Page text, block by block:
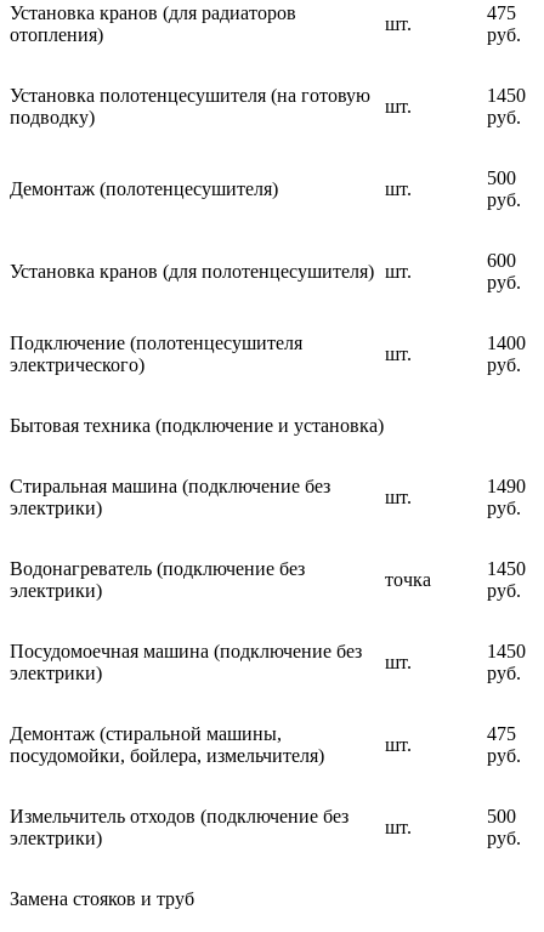
Установка кранов (для радиаторов
отопления)
шт.
475
руб.
Установка полотенцесушителя (на готовую
подводку)
шт.
1450
руб.
Демонтаж (полотенцесушителя) шт.
500
руб.
Установка кранов (для полотенцесушителя) шт.
600
руб.
Подключение (полотенцесушителя
электрического)
шт.
1400
руб.
Бытовая техника (подключение и установка)
Стиральная машина (подключение без
электрики)
шт.
1490
руб.
Водонагреватель (подключение без
электрики)
точка
1450
руб.
Посудомоечная машина (подключение без
электрики)
шт.
1450
руб.
Демонтаж (стиральной машины,
посудомойки, бойлера, измельчителя)
шт.
475
руб.
Измельчитель отходов (подключение без
электрики)
шт.
500
руб.
Замена стояков и труб